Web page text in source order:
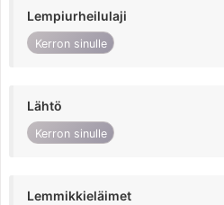
Lempiurheilulaji
Kerron sinulle
Lähtö
Kerron sinulle
Lemmikkieläimet